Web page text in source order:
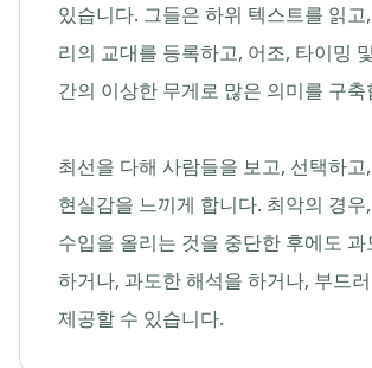
있습니다. 그들은 하위 텍스트를 읽고
리의 교대를 등록하고, 어조, 타이밍
간의 이상한 무게로 많은 의미를 구축
최선을 다해 사람들을 보고, 선택하고
현실감을 느끼게 합니다. 최악의 경우
수입을 올리는 것을 중단한 후에도
하거나, 과도한 해석을 하거나, 부드
제공할 수 있습니다.